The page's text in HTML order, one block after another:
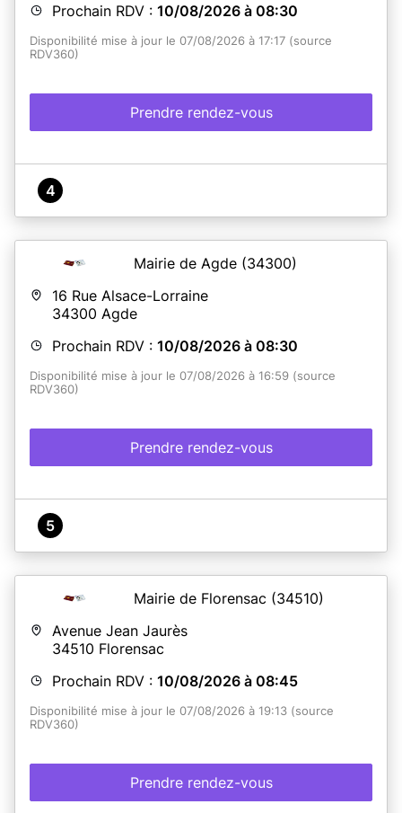
Prochain RDV : 10/08/2026 à 08:30
Disponibilité mise à jour le 07/08/2026 à 17:17 (source
RDV360)
Prendre rendez-vous
4
Mairie de Agde (34300)
16 Rue Alsace-Lorraine
34300 Agde
Prochain RDV : 10/08/2026 à 08:30
Disponibilité mise à jour le 07/08/2026 à 16:59 (source
RDV360)
Prendre rendez-vous
5
Mairie de Florensac (34510)
Avenue Jean Jaurès
34510 Florensac
Prochain RDV : 10/08/2026 à 08:45
Disponibilité mise à jour le 07/08/2026 à 19:13 (source
RDV360)
Prendre rendez-vous